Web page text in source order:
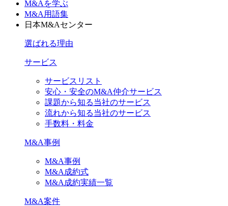
M&Aを学ぶ
M&A用語集
日本M&Aセンター
選ばれる理由
サービス
サービスリスト
安心・安全のM&A仲介サービス
課題から知る当社のサービス
流れから知る当社のサービス
手数料・料金
M&A事例
M&A事例
M&A成約式
M&A成約実績一覧
M&A案件